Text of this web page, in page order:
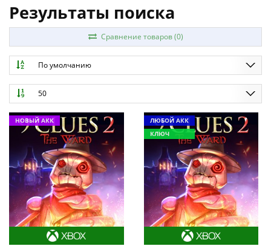
Результаты поиска
Сравнение товаров (0)
По умолчанию
50
НОВЫЙ АКК
ЛЮБОЙ АКК
КЛЮЧ